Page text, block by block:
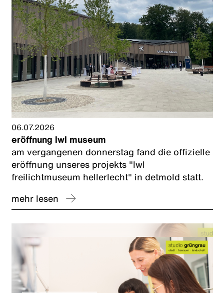
06.07.2026
eröffnung lwl museum
am vergangenen donnerstag fand die offizielle
eröffnung unseres projekts "lwl
freilichtmuseum hellerlecht" in detmold statt.
mehr lesen